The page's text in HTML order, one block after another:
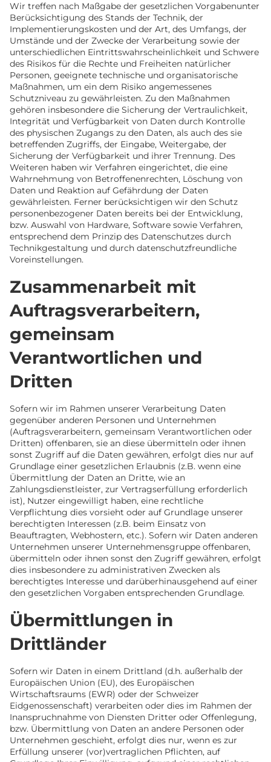
Wir treffen nach Maßgabe der gesetzlichen Vorgabenunter
Berücksichtigung des Stands der Technik, der
Implementierungskosten und der Art, des Umfangs, der
Umstände und der Zwecke der Verarbeitung sowie der
unterschiedlichen Eintrittswahrscheinlichkeit und Schwere
des Risikos für die Rechte und Freiheiten natürlicher
Personen, geeignete technische und organisatorische
Maßnahmen, um ein dem Risiko angemessenes
Schutzniveau zu gewährleisten. Zu den Maßnahmen
gehören insbesondere die Sicherung der Vertraulichkeit,
Integrität und Verfügbarkeit von Daten durch Kontrolle
des physischen Zugangs zu den Daten, als auch des sie
betreffenden Zugriffs, der Eingabe, Weitergabe, der
Sicherung der Verfügbarkeit und ihrer Trennung. Des
Weiteren haben wir Verfahren eingerichtet, die eine
Wahrnehmung von Betroffenenrechten, Löschung von
Daten und Reaktion auf Gefährdung der Daten
gewährleisten. Ferner berücksichtigen wir den Schutz
personenbezogener Daten bereits bei der Entwicklung,
bzw. Auswahl von Hardware, Software sowie Verfahren,
entsprechend dem Prinzip des Datenschutzes durch
Technikgestaltung und durch datenschutzfreundliche
Voreinstellungen.
Zusammenarbeit mit
Auftragsverarbeitern,
gemeinsam
Verantwortlichen und
Dritten
Sofern wir im Rahmen unserer Verarbeitung Daten
gegenüber anderen Personen und Unternehmen
(Auftragsverarbeitern, gemeinsam Verantwortlichen oder
Dritten) offenbaren, sie an diese übermitteln oder ihnen
sonst Zugriff auf die Daten gewähren, erfolgt dies nur auf
Grundlage einer gesetzlichen Erlaubnis (z.B. wenn eine
Übermittlung der Daten an Dritte, wie an
Zahlungsdienstleister, zur Vertragserfüllung erforderlich
ist), Nutzer eingewilligt haben, eine rechtliche
Verpflichtung dies vorsieht oder auf Grundlage unserer
berechtigten Interessen (z.B. beim Einsatz von
Beauftragten, Webhostern, etc.). Sofern wir Daten anderen
Unternehmen unserer Unternehmensgruppe offenbaren,
übermitteln oder ihnen sonst den Zugriff gewähren, erfolgt
dies insbesondere zu administrativen Zwecken als
berechtigtes Interesse und darüberhinausgehend auf einer
den gesetzlichen Vorgaben entsprechenden Grundlage.
Übermittlungen in
Drittländer
Sofern wir Daten in einem Drittland (d.h. außerhalb der
Europäischen Union (EU), des Europäischen
Wirtschaftsraums (EWR) oder der Schweizer
Eidgenossenschaft) verarbeiten oder dies im Rahmen der
Inanspruchnahme von Diensten Dritter oder Offenlegung,
bzw. Übermittlung von Daten an andere Personen oder
Unternehmen geschieht, erfolgt dies nur, wenn es zur
Erfüllung unserer (vor)vertraglichen Pflichten, auf